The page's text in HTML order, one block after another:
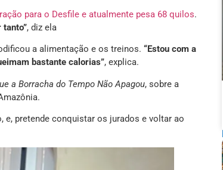
para o Desfile e atualmente pesa 68 quilos.
, diz ela
a alimentação e os treinos. “Estou com a
bastante calorias”, explica.
a Borracha do Tempo Não Apagou, sobre a
e, pretende conquistar os jurados e voltar ao